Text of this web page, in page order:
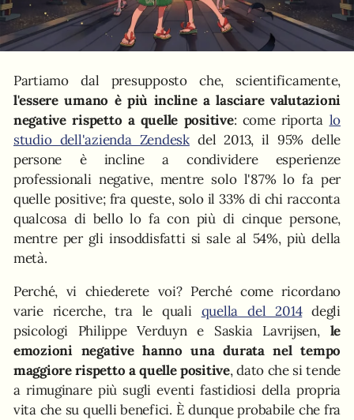
Partiamo dal presupposto che, scientificamente,
l'essere umano è più incline a lasciare valutazioni
negative rispetto a quelle positive: come riporta lo
studio dell'azienda Zendeskdel 2013, il 95% delle
persone è incline a condividere esperienze
professionali negative, mentre solo l'87% lo fa per
quelle positive; fra queste, solo il 33% di chi racconta
qualcosa di bello lo fa con più di cinque persone,
mentre per gli insoddisfatti si sale al 54%, più della
metà.
Perché, vi chiederete voi? Perché come ricordano
varie ricerche, tra le quali quella del 2014degli
psicologi Philippe Verduyn e Saskia Lavrijsen, le
emozioni negative hanno una durata nel tempo
maggiore rispetto a quelle positive, dato che si tende
a rimuginare più sugli eventi fastidiosi della propria
vita che su quelli benefici. È dunque probabile che fra